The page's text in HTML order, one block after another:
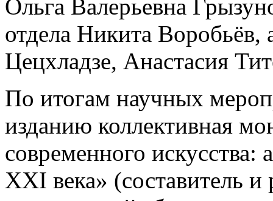
Ольга Валерьевна
отдела Никита Воробьёв,
Цецхладзе, Анастасия
По итогам научных
изданию коллективная
современного искусства:
XXI века» (составитель